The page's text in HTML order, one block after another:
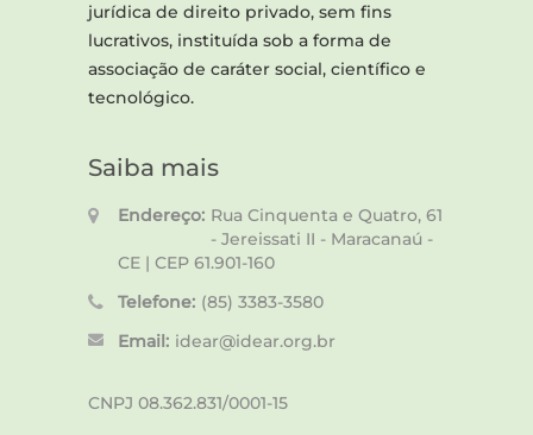
jurídica de direito privado, sem fins
lucrativos, instituída sob a forma de
associação de caráter social, científico e
tecnológico.
Saiba mais
Endereço: Rua Cinquenta e Quatro, 61
- Jereissati II - Maracanaú -
CE | CEP 61.901-160
Telefone: (85) 3383-3580
Email: idear@idear.org.br
CNPJ 08.362.831/0001-15